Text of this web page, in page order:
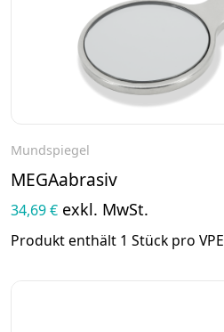
Mundspiegel
MEGAabrasiv
34,69 € exkl. MwSt.
Produkt enthält 1 Stück pro VPE